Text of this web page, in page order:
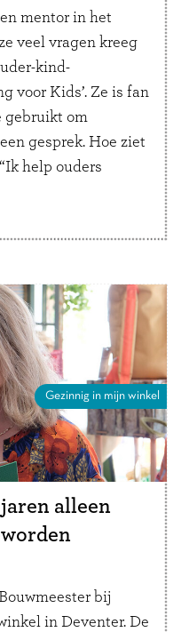
mentor in het
veel vragen kreeg
kind-
voor Kids’. Ze is fan
gebruikt om
gesprek. Hoe ziet
help ouders
Gezinnig in mijn winkel
alleen
bij
in Deventer. De